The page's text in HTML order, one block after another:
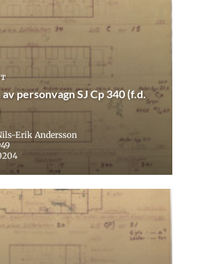
personvagn SJ Cp 340 (f.d.
Erik Andersson